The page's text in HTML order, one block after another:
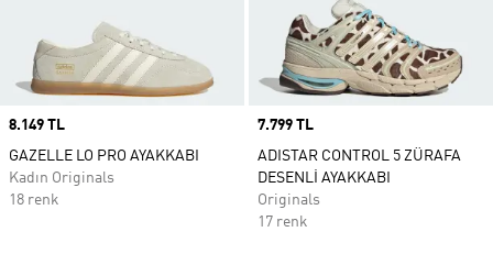
Price
8.149 TL
GAZELLE LO PRO AYAKKABI
Kadın Originals
18 renk
Price
7.799 TL
ADISTAR CONTROL 5 ZÜRAFA
DESENLİ AYAKKABI
Originals
17 renk